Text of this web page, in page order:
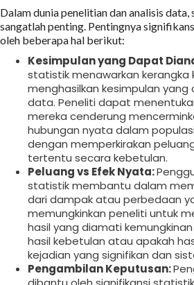
Dalam dunia penelitian dan analisis
sangatlah penting. Pentingnya
oleh beberapa hal berikut:
Kesimpulan yang Dapat
statistik menawarkan kerangka
menghasilkan kesimpulan
data. Peneliti dapat
mereka cenderung
hubungan nyata dalam
dengan memperkirakan
tertentu secara kebetulan.
Peluang vs Efek Nyata:
statistik membantu dalam
dari dampak atau perbedaan
memungkinkan peneliti untuk
hasil yang diamati
hasil kebetulan atau apakah
kejadian yang signifikan dan
Pengambilan Keputusan: